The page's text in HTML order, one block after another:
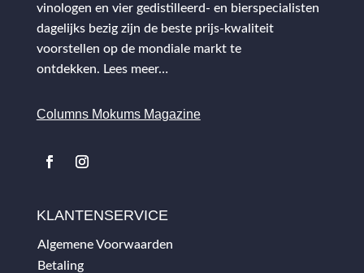
vinologen en vier gedistilleerd- en bierspecialisten
dagelijks bezig zijn de beste prijs-kwaliteit
voorstellen op de mondiale markt te
ontdekken. Lees meer…
Columns Mokums Magazine
KLANTENSERVICE
Algemene Voorwaarden
Betaling